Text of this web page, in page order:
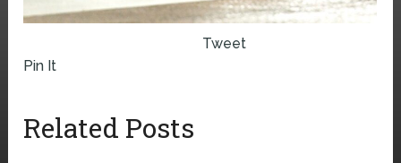
Tweet
Pin It
Related Posts